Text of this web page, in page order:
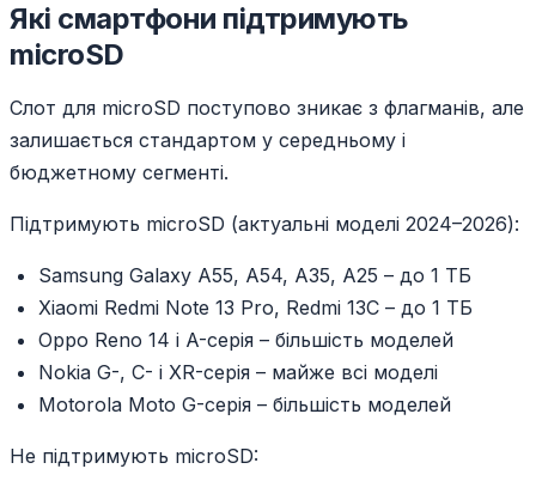
Які смартфони підтримують
microSD
Слот для microSD поступово зникає з флагманів, але
залишається стандартом у середньому і
бюджетному сегменті.
Підтримують microSD (актуальні моделі 2024–2026):
Samsung Galaxy A55, A54, A35, A25 – до 1 ТБ
Xiaomi Redmi Note 13 Pro, Redmi 13C – до 1 ТБ
Oppo Reno 14 і A-серія – більшість моделей
Nokia G-, C- і XR-серія – майже всі моделі
Motorola Moto G-серія – більшість моделей
Не підтримують microSD: